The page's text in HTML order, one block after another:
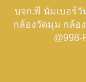
บจก.พี นัมเบอร์วั
กล้องวัดมุม กล้อ